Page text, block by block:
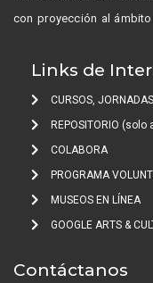
con proyección al
Links de
CURSOS,
REPOSITORIO (solo
COLABORA
PROGRAMA
MUSEOS EN LÍNEA
GOOGLE ARTS &
Contáctanos